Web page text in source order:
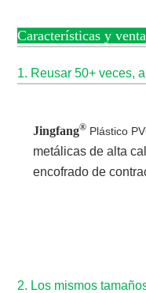
Características y
1. Reusar 50+ veces,
Jingfang® Plástico
metálicas de alta
encofrado de
2. Los mismos